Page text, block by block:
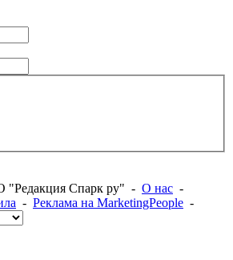
"Редакция Спарк ру" - О нас -
- Реклама на MarketingPeople -